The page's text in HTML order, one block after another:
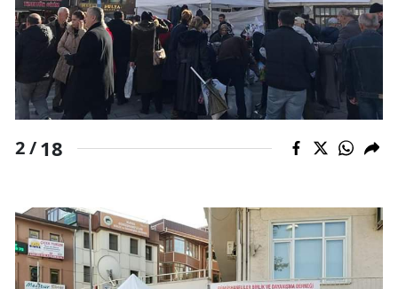
Uşak
Yozgat
Bayburt
Karaman
Kırıkkale
2 /18